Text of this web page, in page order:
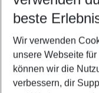
2 Erwachsene
beste
Wir verwenden
unsere Webseite
können wir die
verbessern, dir